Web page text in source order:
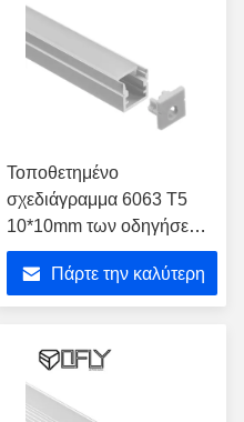
Τοποθετημένο
σχεδιάγραμμα 6063 T5
10*10mm των οδηγήσεων
ανώτατου Alu επιφάνεια
για τη διακόσμηση
κουζινών
Πάρτε την καλύτερη